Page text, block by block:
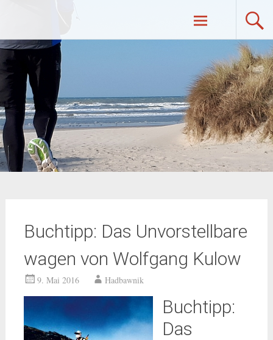
Ultramarathon, Ultratrail, Ultratriathlon
Buchtipp: Das Unvorstellbare
wagen von Wolfgang Kulow
9. Mai 2016 Hadbawnik
Buchtipp:
Das